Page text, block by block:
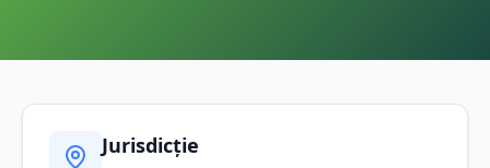
Jurisdicție